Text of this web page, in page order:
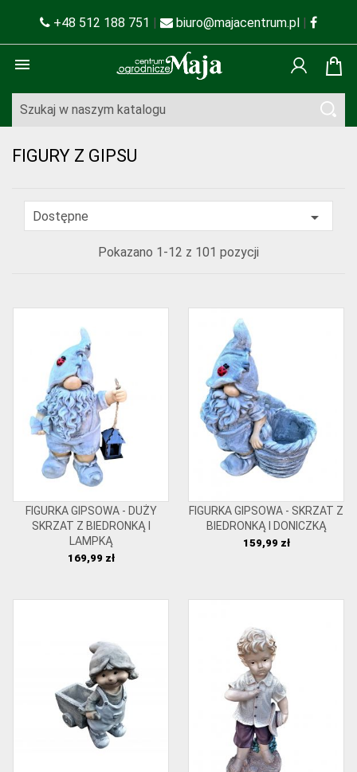
+48 512 188 751 | biuro@majacentrum.pl |

FIGURY Z GIPSU
Dostępne 
Pokazano 1-12 z 101 pozycji
FIGURKA GIPSOWA - DUŻY
SKRZAT Z BIEDRONKĄ I
LAMPKĄ
Cena
169,99 zł
FIGURKA GIPSOWA - SKRZAT Z
BIEDRONKĄ I DONICZKĄ
Cena
159,99 zł